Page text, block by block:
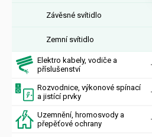
Závěsné svítidlo
Zemní svítidlo
Elektro kabely, vodiče a
příslušenství
Rozvodnice, výkonové spínací
a jistící prvky
Uzemnění, hromosvody a
přepěťové ochrany